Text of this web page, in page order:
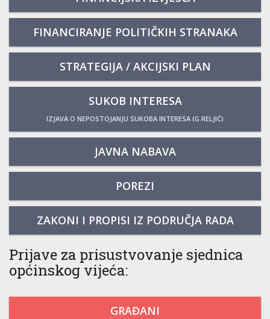
FINANCIRANJE POLITIČKIH STRANAKA
STRATEGIJA / AKCIJSKI PLAN
SUKOB INTERESA
IZJAVA O NEPOSTOJANJU SUKOBA INTERESA (G.RELJIĆ)
JAVNA NABAVA
POREZI
ZAKONI I PROPISI IZ PODRUČJA RADA
Prijave za prisustvovanje sjednica
općinskog vijeća:
GRAĐANI